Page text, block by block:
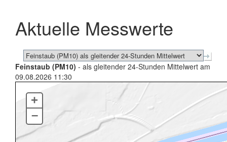
schließen
Aktuelle Messwerte
Feinstaub (PM10) - als gleitender 24-Stunden Mittelwert am
09.08.2026 11:30
+
–